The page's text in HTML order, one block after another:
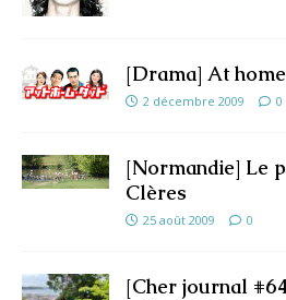
[Drama] At
2 décembre 2009 0
[Normandie] Le
Clères
25 août 2009 0
[Cher journal